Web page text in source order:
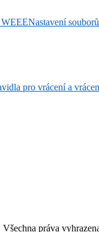
Nastavení
pro vrácení a
práva